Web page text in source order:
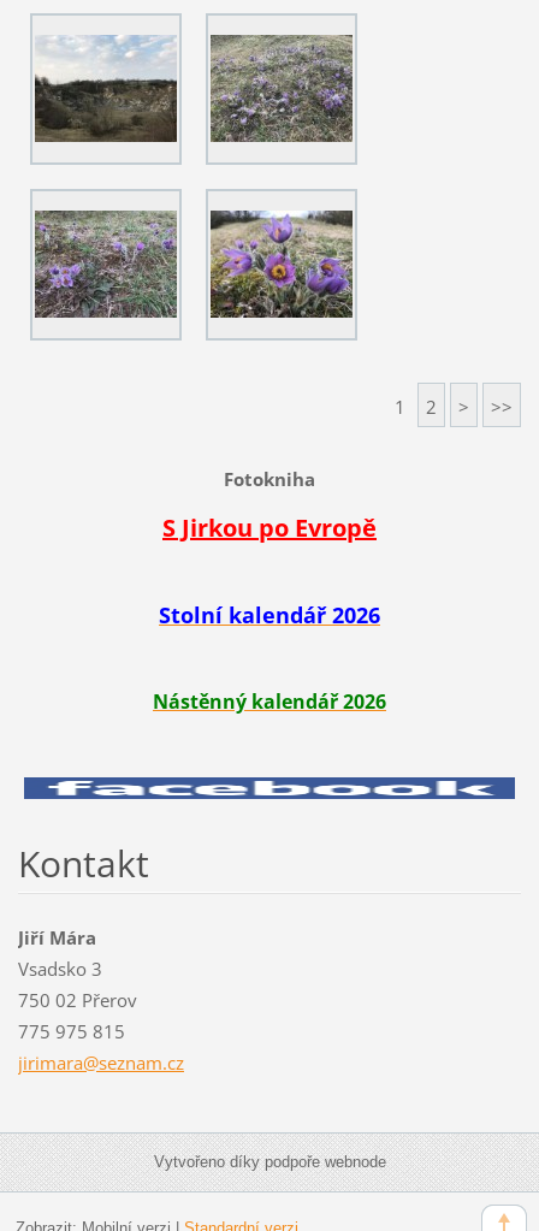
1 2 > >>
Fotokniha
S Jirkou po Evropě
Stolní kalendář 2026
Nástěnný kalendář 2026
Kontakt
Jiří Mára
Vsadsko 3
750 02 Přerov
775 975 815
jirimara@seznam.cz
Vytvořeno díky podpoře webnode